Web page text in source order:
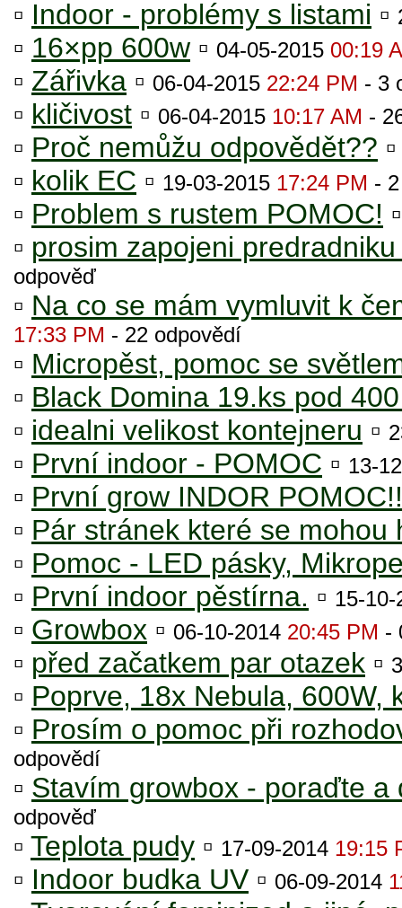
▫ Indoor - problémy s listami ▫
▫ 16×pp 600w ▫ 04-05-2015 00:19
▫ Zářivka ▫ 06-04-2015 22:24 PM - 3
▫ kličivost ▫ 06-04-2015 10:17 AM -
▫ Proč nemůžu odpovědět??
▫ kolik EC ▫ 19-03-2015 17:24 PM -
▫ Problem s rustem POMOC!
▫ prosim zapojeni
odpověď
▫ Na co se mám vymluvit k
17:33 PM - 22 odpovědí
▫ Micropěst, pomoc se
▫ Black Domina 19.ks pod
▫ idealni velikost kontejneru ▫
▫ První indoor - POMOC ▫ 13-
▫ První grow INDOR POMOC!!
▫ Pár stránek které se mohou
▫ Pomoc - LED pásky,
▫ První indoor pěstírna. ▫ 15-
▫ Growbox ▫ 06-10-2014 20:45 PM -
▫ před začatkem par otazek ▫
▫ Poprve, 18x Nebula, 600W,
▫ Prosím o pomoc při
odpovědí
▫ Stavím growbox - poraďte a
odpověď
▫ Teplota pudy ▫ 17-09-2014 19:15
▫ Indoor budka UV ▫ 06-09-2014